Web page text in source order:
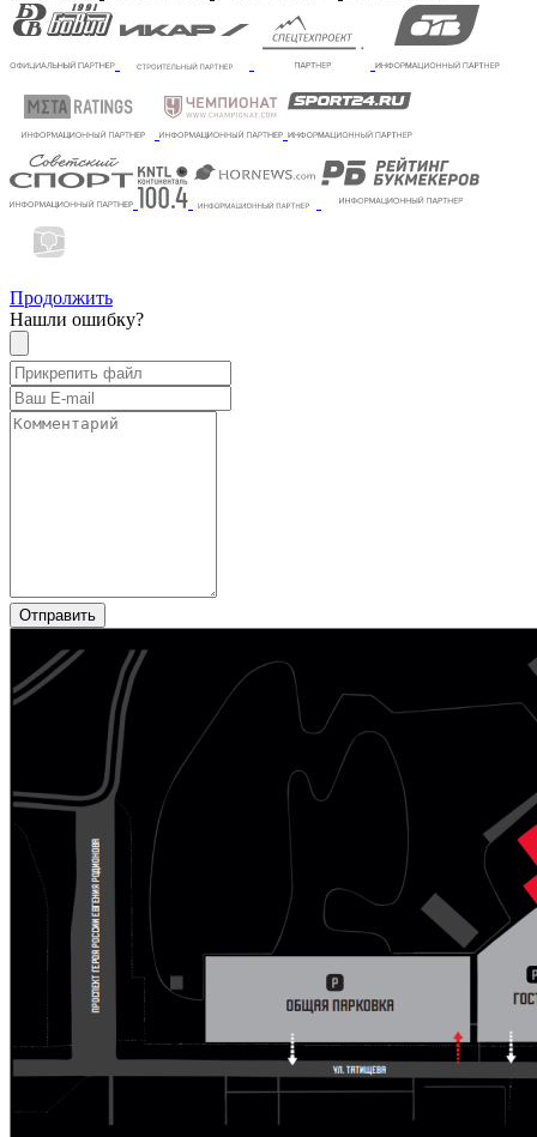
Продолжить
Нашли ошибку?